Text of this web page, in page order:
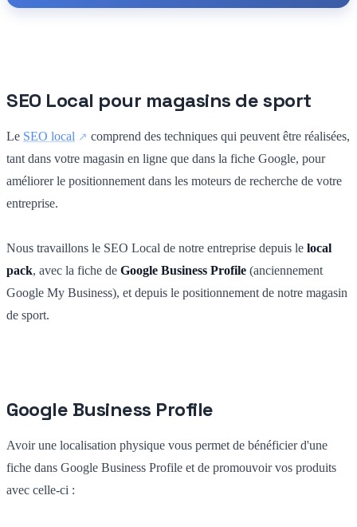
SEO Local pour magasins de sport
Le SEO local
comprend des techniques qui peuvent être réalisées,
tant dans votre magasin en ligne que dans la fiche Google, pour
améliorer le positionnement dans les moteurs de recherche de votre
entreprise.
Nous travaillons le SEO Local de notre entreprise depuis le local
pack, avec la fiche de Google Business Profile (anciennement
Google My Business), et depuis le positionnement de notre magasin
de sport.
Google Business Profile
Avoir une localisation physique vous permet de bénéficier d'une
fiche dans Google Business Profile et de promouvoir vos produits
avec celle-ci :